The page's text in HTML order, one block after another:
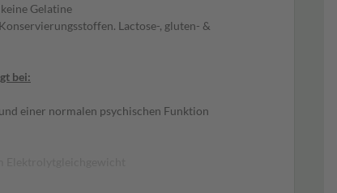
Gelatine
Lactose-, gluten- &
bei:
einer normalen psychischen Funktion